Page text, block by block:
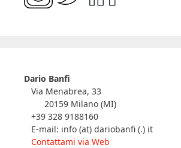
Dario Banfi
Via Menabrea, 33
20159 Milano (MI)
+39 328 9188160
E-mail: info (at) dariobanfi (.) it
Contattami via Web